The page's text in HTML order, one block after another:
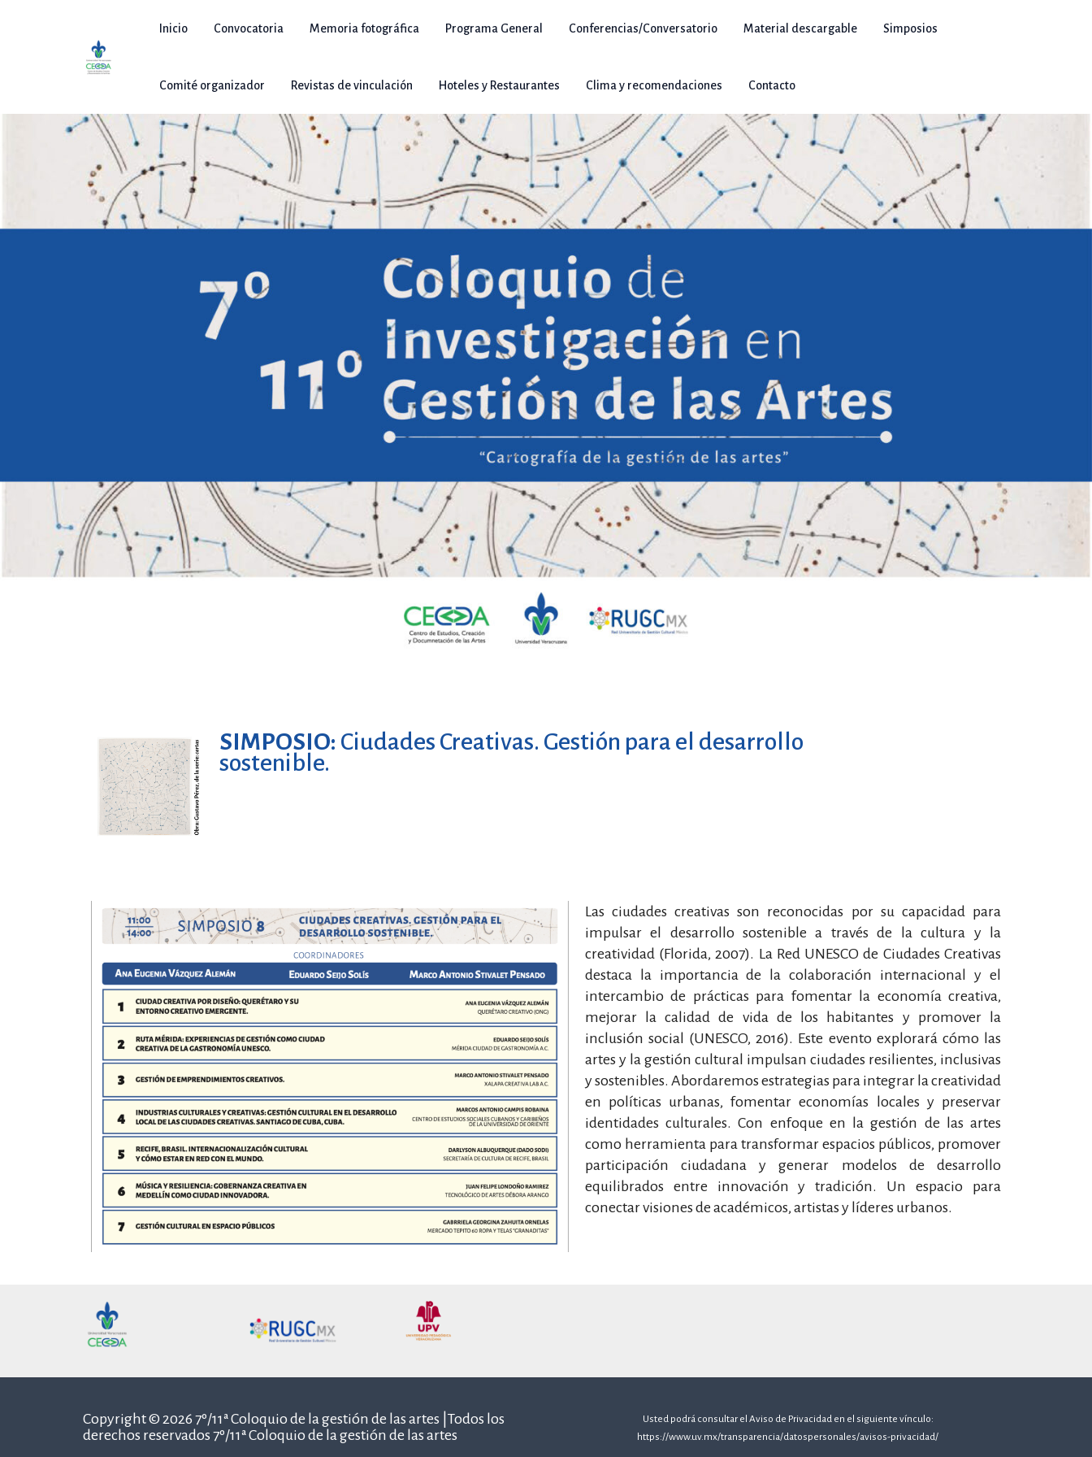
Inicio Convocatoria Memoria fotográfica Programa General Conferencias/Conversatorio Material descargable Simposios
Comité organizador Revistas de vinculación Hoteles y Restaurantes Clima y recomendaciones Contacto
SIMPOSIO: Ciudades Creativas. Gestión para el desarrollo
sostenible.
Las ciudades creativas son reconocidas por su capacidad para
impulsar el desarrollo sostenible a través de la cultura y la
creatividad (Florida, 2007). La Red UNESCO de Ciudades Creativas
destaca la importancia de la colaboración internacional y el
intercambio de prácticas para fomentar la economía creativa,
mejorar la calidad de vida de los habitantes y promover la
inclusión social (UNESCO, 2016). Este evento explorará cómo las
artes y la gestión cultural impulsan ciudades resilientes, inclusivas
y sostenibles. Abordaremos estrategias para integrar la creatividad
en políticas urbanas, fomentar economías locales y preservar
identidades culturales. Con enfoque en la gestión de las artes
como herramienta para transformar espacios públicos, promover
participación ciudadana y generar modelos de desarrollo
equilibrados entre innovación y tradición. Un espacio para
conectar visiones de académicos, artistas y líderes urbanos.
Copyright © 2026 7º/11ª Coloquio de la gestión de las artes |Todos los
derechos reservados 7º/11ª Coloquio de la gestión de las artes
Usted podrá consultar el Aviso de Privacidad en el siguiente vínculo:
https://www.uv.mx/transparencia/datospersonales/avisos-privacidad/